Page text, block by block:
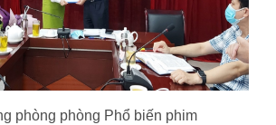
phòng phòng Phổ biến phim